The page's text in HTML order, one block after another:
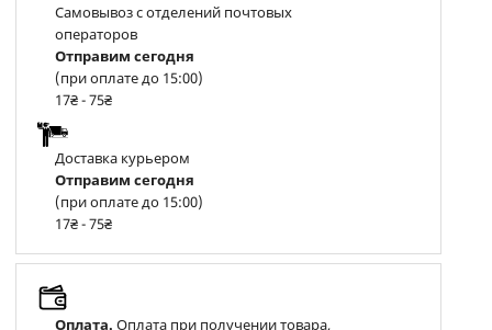
Самовывоз с отделений почтовых
операторов
Отправим сегодня
(при оплате до 15:00)
17₴ - 75₴
Доставка курьером
Отправим сегодня
(при оплате до 15:00)
17₴ - 75₴
Оплата. Оплата при получении товара,